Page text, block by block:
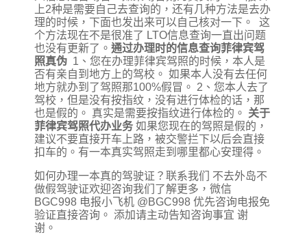
上2种是需要自己去查询的，还有几种方法是去办
理的时候，下面也发出来可以自己核对一下。 这
个方法现在不是很准了 LTO信息查询一直出问题
也没有更新了。通过办理时的信息查询菲律宾驾
照真伪 1、您在办理菲律宾驾照的时候，本人是
否有亲自到地方上的驾校。 如果本人没有去任何
地方就办到了驾照那100%假冒。 2、您本人去了
驾校，但是没有按指纹，没有进行体检的话，那
也是假的。 真实是需要按指纹进行体检的。 关于
菲律宾驾照代办业务 如果您现在的驾照是假的，
建议不要直接开车上路，被交警拦下以后会直接
扣车的。有一本真实驾照走到哪里都心安理得。
如何办理一本真的驾驶证？联系我们 不去外岛不
做假驾驶证欢迎咨询我们了解更多，微信
BGC998 电报小飞机 @BGC998 优先咨询电报免
验证直接咨询。 添加请主动告知咨询事宜 谢
谢。